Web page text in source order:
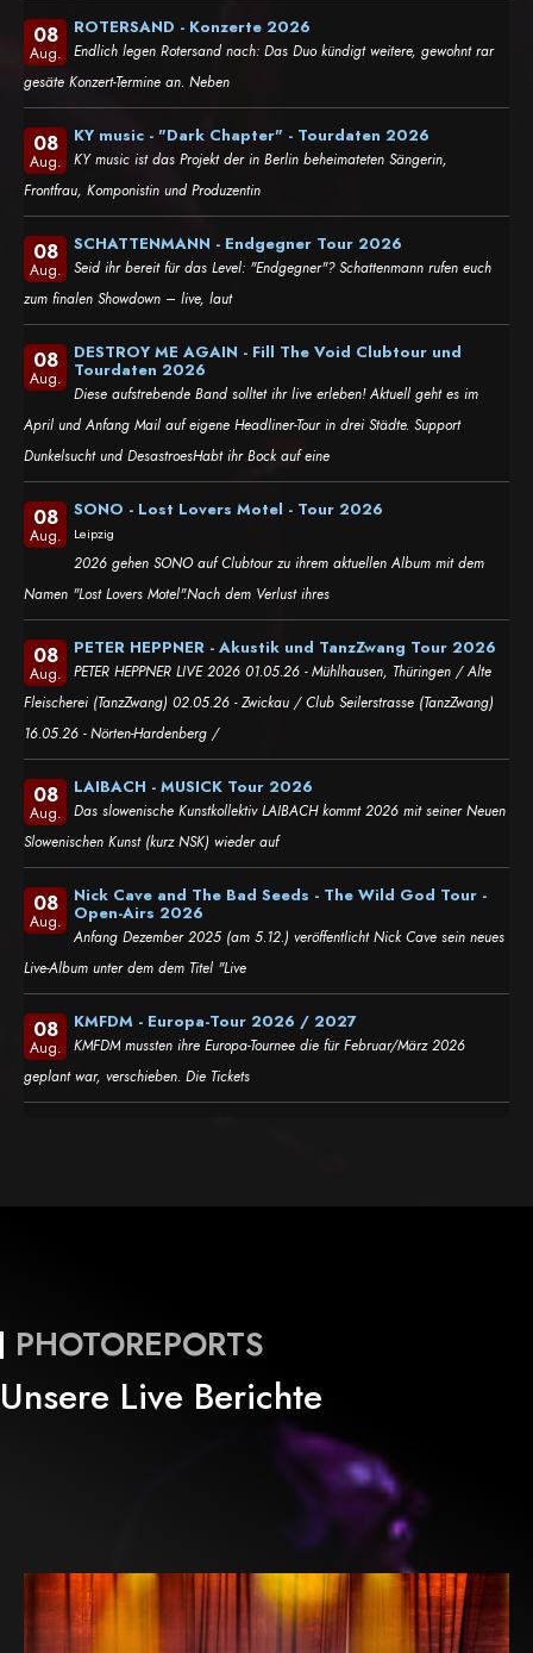
08
Aug.
ROTERSAND - Konzerte 2026
Endlich legen Rotersand nach: Das Duo kündigt weitere, gewohnt rar
gesäte Konzert-Termine an. Neben
08
Aug.
KY music - "Dark Chapter" - Tourdaten 2026
KY music ist das Projekt der in Berlin beheimateten Sängerin,
Frontfrau, Komponistin und Produzentin
08
Aug.
SCHATTENMANN - Endgegner Tour 2026
Seid ihr bereit für das Level: "Endgegner"? Schattenmann rufen euch
zum finalen Showdown – live, laut
08
Aug.
DESTROY ME AGAIN - Fill The Void Clubtour und
Tourdaten 2026
Diese aufstrebende Band solltet ihr live erleben! Aktuell geht es im
April und Anfang Mail auf eigene Headliner-Tour in drei Städte. Support
Dunkelsucht und DesastroesHabt ihr Bock auf eine
08
Aug.
SONO - Lost Lovers Motel - Tour 2026
Leipzig
2026 gehen SONO auf Clubtour zu ihrem aktuellen Album mit dem
Namen "Lost Lovers Motel".Nach dem Verlust ihres
08
Aug.
PETER HEPPNER - Akustik und TanzZwang Tour 2026
PETER HEPPNER LIVE 2026 01.05.26 - Mühlhausen, Thüringen / Alte
Fleischerei (TanzZwang) 02.05.26 - Zwickau / Club Seilerstrasse (TanzZwang)
16.05.26 - Nörten-Hardenberg /
08
Aug.
LAIBACH - MUSICK Tour 2026
Das slowenische Kunstkollektiv LAIBACH kommt 2026 mit seiner Neuen
Slowenischen Kunst (kurz NSK) wieder auf
08
Aug.
Nick Cave and The Bad Seeds - The Wild God Tour -
Open-Airs 2026
Anfang Dezember 2025 (am 5.12.) veröffentlicht Nick Cave sein neues
Live-Album unter dem dem Titel "Live
08
Aug.
KMFDM - Europa-Tour 2026 / 2027
KMFDM mussten ihre Europa-Tournee die für Februar/März 2026
geplant war, verschieben. Die Tickets
PHOTOREPORTS
Unsere Live Berichte